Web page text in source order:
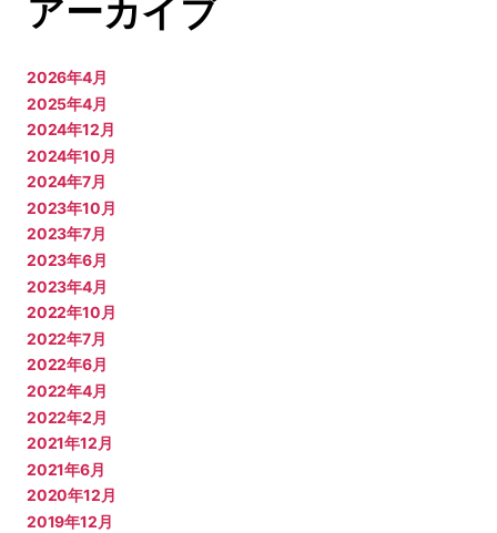
アーカイブ
2026年4月
2025年4月
2024年12月
2024年10月
2024年7月
2023年10月
2023年7月
2023年6月
2023年4月
2022年10月
2022年7月
2022年6月
2022年4月
2022年2月
2021年12月
2021年6月
2020年12月
2019年12月